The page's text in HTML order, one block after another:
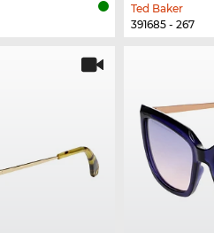
Ted Baker
391685 - 267